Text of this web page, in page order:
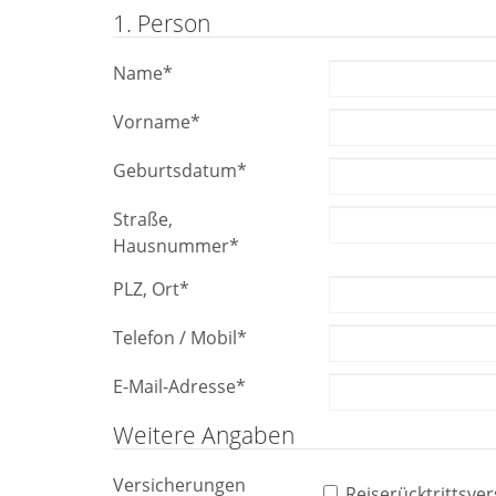
1. Person
Name*
Vorname*
Geburtsdatum*
Straße,
Hausnummer*
PLZ, Ort*
Telefon / Mobil*
E-Mail-Adresse*
Weitere Angaben
Versicherungen